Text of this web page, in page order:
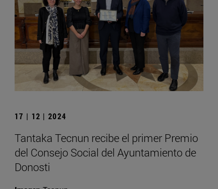
17 | 12 | 2024
Tantaka Tecnun recibe el primer Premio
del Consejo Social del Ayuntamiento de
Donosti